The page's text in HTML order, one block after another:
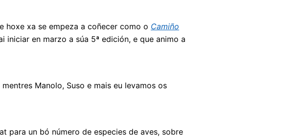
hoxe xa se empeza a coñecer como o Camiño
iniciar en marzo a súa 5ª edición, e que animo a
Manolo, Suso e mais eu levamos os
para un bó número de especies de aves, sobre